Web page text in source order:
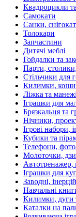
Квадроцикли
Самокати
Санки,
Толокари
Запчастини
Дитячі меблі
Гойдалки та
Парти,
Стільчики для
Килимки,
Ліжка та манежі
Іграшки для
Брязкальця та
Нічники,
Ігрові набори,
Кубики та
Телефони,
Молоточки,
Автотренажер,
Іграшки для
Заводні,
Навчальні
Килимки, дуги
Каталки на